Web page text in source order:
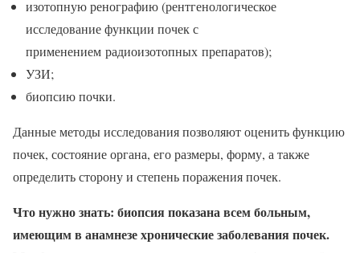
изотопную ренографию (рентгенологическое
исследование функции почек с
применением радиоизотопных препаратов);
УЗИ;
биопсию почки.
Данные методы исследования позволяют оценить функцию
почек, состояние органа, его размеры, форму, а также
определить сторону и степень поражения почек.
Что нужно знать: биопсия показана всем больным,
имеющим в анамнезе хронические заболевания почек.